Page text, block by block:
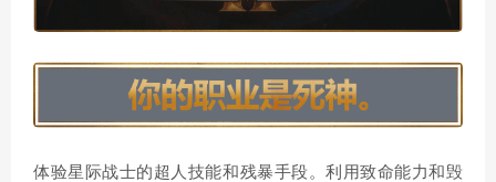
体验星际战士的超人技能和残暴手段。利用致命能力和毁